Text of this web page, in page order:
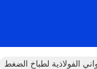
الفولاذية لطباخ الضغط